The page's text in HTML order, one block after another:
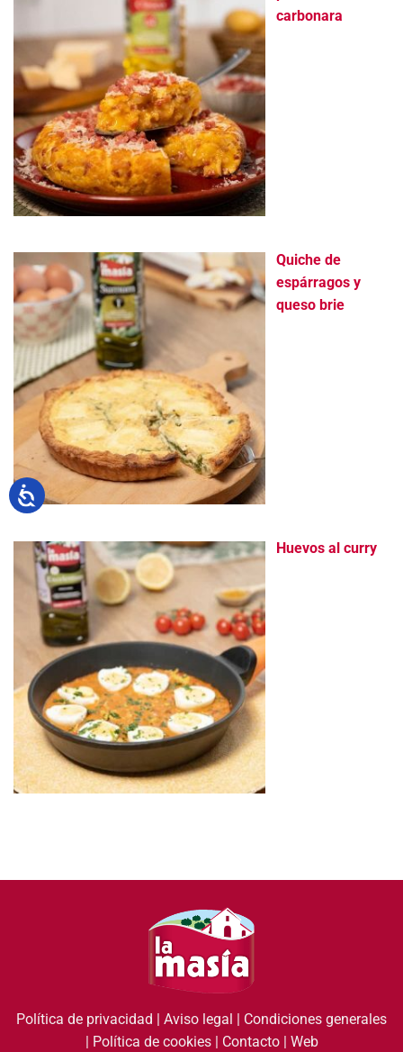
carbonara
Quiche de
espárragos y
queso brie
Huevos al curry
Política de privacidad | Aviso legal | Condiciones generales
| Política de cookies| Contacto| Web